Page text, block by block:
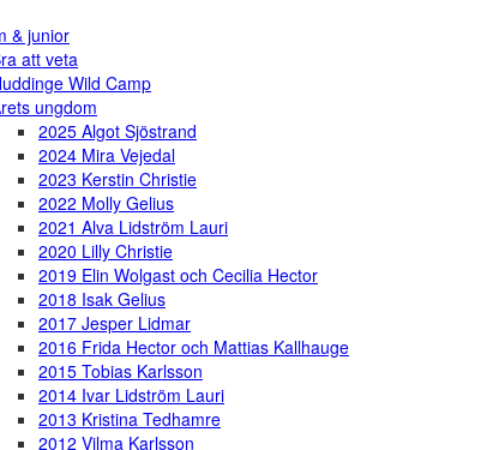
& junior
att veta
Wild Camp
ungdom
2025 Algot Sjöstrand
2024 Mira Vejedal
2023 Kerstin Christie
2022 Molly Gelius
2021 Alva Lidström Lauri
2020 Lilly Christie
2019 Elin Wolgast och Cecilia Hector
2018 Isak Gelius
2017 Jesper Lidmar
2016 Frida Hector och Mattias Kallhauge
2015 Tobias Karlsson
2014 Ivar Lidström Lauri
2013 Kristina Tedhamre
2012 Vilma Karlsson